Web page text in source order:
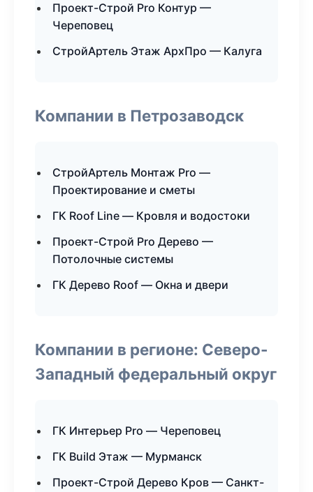
Проект-Строй Pro Контур —
Череповец
СтройАртель Этаж АрхПро — Калуга
Компании в Петрозаводск
СтройАртель Монтаж Pro —
Проектирование и сметы
ГК Roof Line — Кровля и водостоки
Проект-Строй Pro Дерево —
Потолочные системы
ГК Дерево Roof — Окна и двери
Компании в регионе: Северо-
Западный федеральный округ
ГК Интерьер Pro — Череповец
ГК Build Этаж — Мурманск
Проект-Строй Дерево Кров — Санкт-